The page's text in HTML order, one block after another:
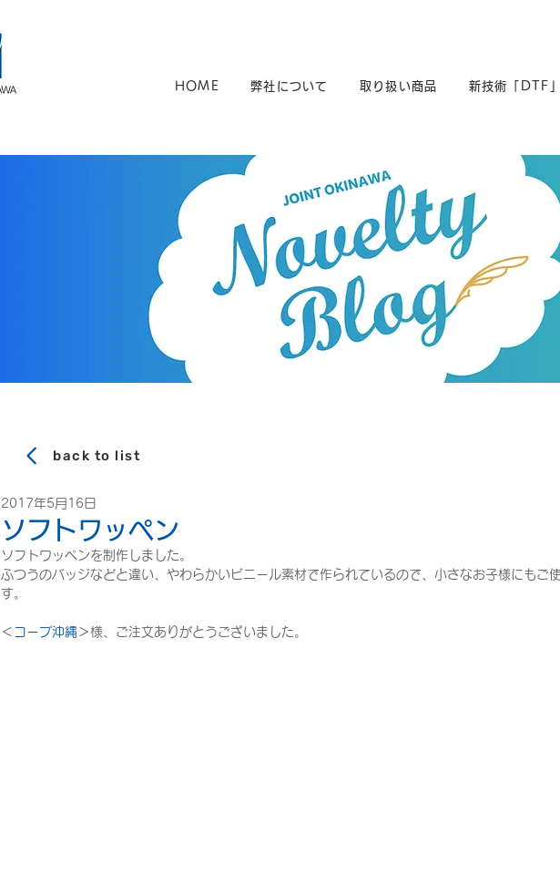
HOME 弊社について 取り扱い商品 新技術「DTF」
back to list
ソフトワッペン
2017年5月16日
ソフトワッペンを制作しました。
ふつうのバッジなどと違い、やわらかいビニール素材で作られているので、小さなお子様にもご
す。
＜ コープ沖縄 ＞様、ご注文ありがとうございました。